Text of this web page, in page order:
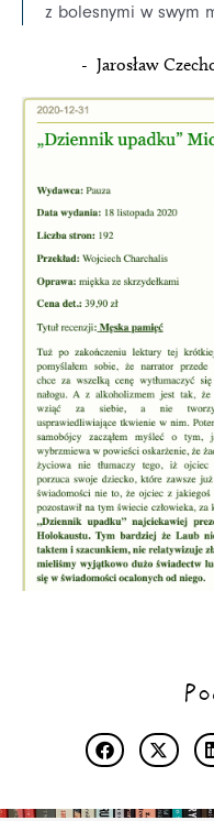
z bolesnymi w swym
- Jarosław